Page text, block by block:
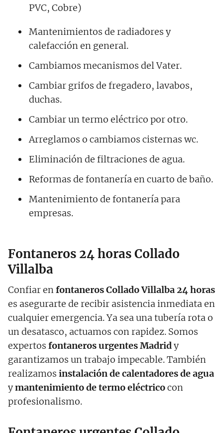
PVC, Cobre)
Mantenimientos de radiadores y
calefacción en general.
Cambiamos mecanismos del Vater.
Cambiar grifos de fregadero, lavabos,
duchas.
Cambiar un termo eléctrico por otro.
Arreglamos o cambiamos cisternas wc.
Eliminación de filtraciones de agua.
Reformas de fontanería en cuarto de baño.
Mantenimiento de fontanería para
empresas.
Fontaneros 24 horas Collado
Villalba
Confiar enfontaneros Collado Villalba 24 horas
es asegurarte de recibir asistencia inmediata en
cualquier emergencia. Ya sea una tubería rota o
un desatasco, actuamos con rapidez. Somos
expertos fontaneros urgentes Madridy
garantizamos un trabajo impecable. También
realizamos instalación de calentadores de agua
ymantenimiento de termo eléctricocon
profesionalismo.